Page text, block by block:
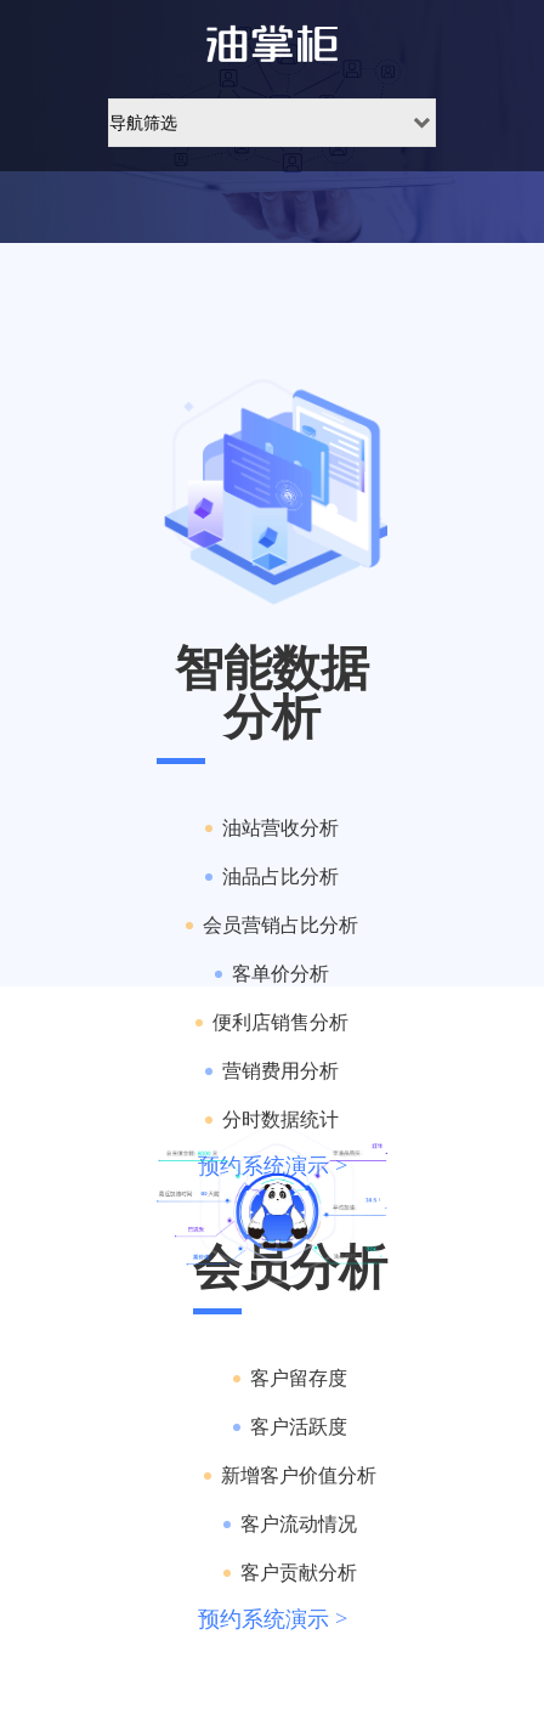
智能数据
分析
油站营收分析
油品占比分析
会员营销占比分析
客单价分析
便利店销售分析
营销费用分析
分时数据统计
预约系统演示 >
会员分析
客户留存度
客户活跃度
新增客户价值分析
客户流动情况
客户贡献分析
预约系统演示 >